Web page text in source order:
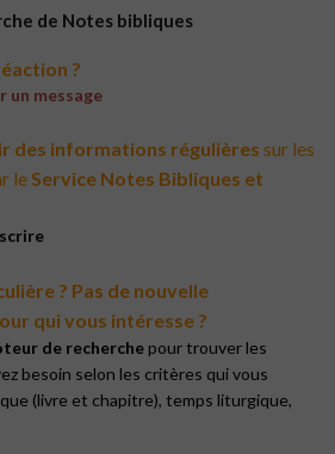
de Notes bibliques
?
un message
des informations régulières sur les
le Service Notes Bibliques et
? Pas de nouvelle
qui vous intéresse ?
de recherche pour trouver les
besoin selon les critères qui vous
(livre et chapitre), temps liturgique,